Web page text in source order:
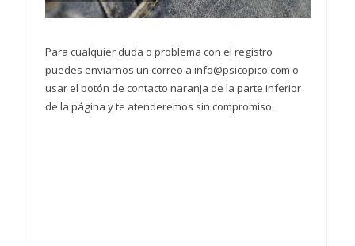
Para cualquier duda o problema con el registro
puedes enviarnos un correo a info@psicopico.com o
usar el botón de contacto naranja de la parte inferior
de la página y te atenderemos sin compromiso.